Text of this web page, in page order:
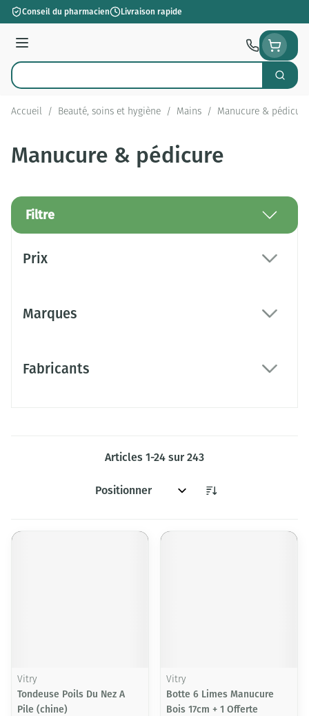
Aller au contenu
Conseil du pharmacien Livraison rapide
Menu
Rechercher
Accueil / Beauté, soins et hygiène / Mains / Manucure & pédicure
Manucure & pédicure
Filtre
Prix
Marques
Fabricants
Articles 1-24 sur243
Trier par:
Vitry
Tondeuse Poils Du Nez A
Pile (chine)
Vitry
Botte 6 Limes Manucure
Bois 17cm + 1 Offerte